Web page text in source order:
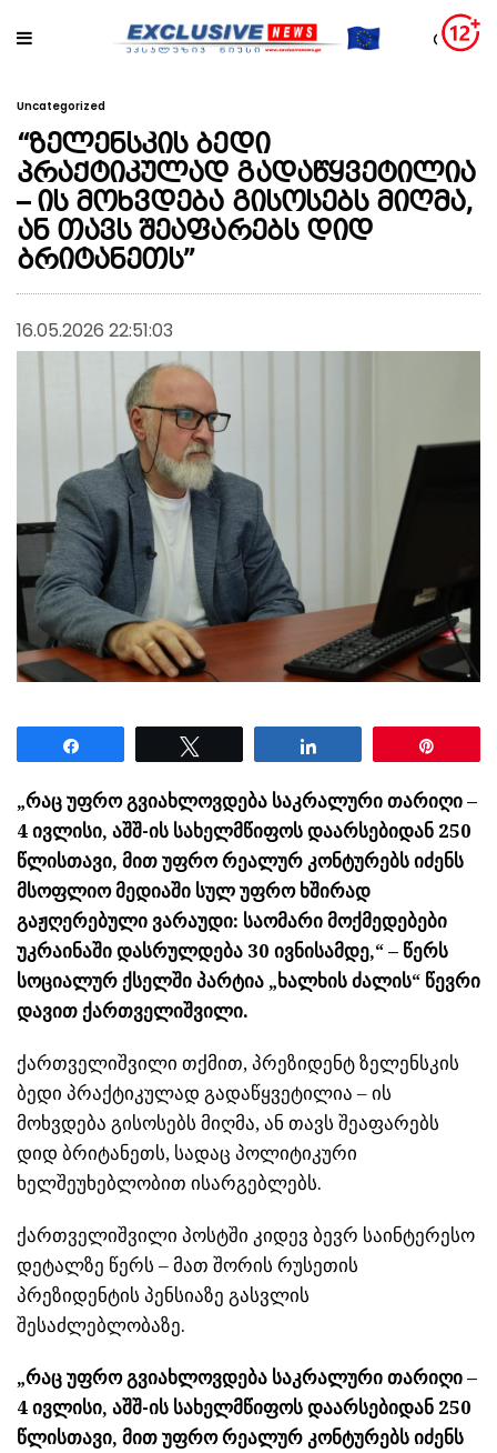
Uncategorized
“ზელენსკის ბედი
პრაქტიკულად გადაწყვეტილია
– ის მოხვდება გისოსებს მიღმა,
ან თავს შეაფარებს დიდ
ბრიტანეთს”
16.05.2026 22:51:03
„რაც უფრო გვიახლოვდება საკრალური თარიღი –
4 ივლისი, აშშ-ის სახელმწიფოს დაარსებიდან 250
წლისთავი, მით უფრო რეალურ კონტურებს იძენს
მსოფლიო მედიაში სულ უფრო ხშირად
გაჟღერებული ვარაუდი: საომარი მოქმედებები
უკრაინაში დასრულდება 30 ივნისამდე,“ – წერს
სოციალურ ქსელში პარტია „ხალხის ძალის“ წევრი
დავით ქართველიშვილი.
ქართველიშვილი თქმით, პრეზიდენტ ზელენსკის
ბედი პრაქტიკულად გადაწყვეტილია – ის
მოხვდება გისოსებს მიღმა, ან თავს შეაფარებს
დიდ ბრიტანეთს, სადაც პოლიტიკური
ხელშეუხებლობით ისარგებლებს.
ქართველიშვილი პოსტში კიდევ ბევრ საინტერესო
დეტალზე წერს – მათ შორის რუსეთის
პრეზიდენტის პენსიაზე გასვლის
შესაძლებლობაზე.
„რაც უფრო გვიახლოვდება საკრალური თარიღი –
4 ივლისი, აშშ-ის სახელმწიფოს დაარსებიდან 250
წლისთავი, მით უფრო რეალურ კონტურებს იძენს